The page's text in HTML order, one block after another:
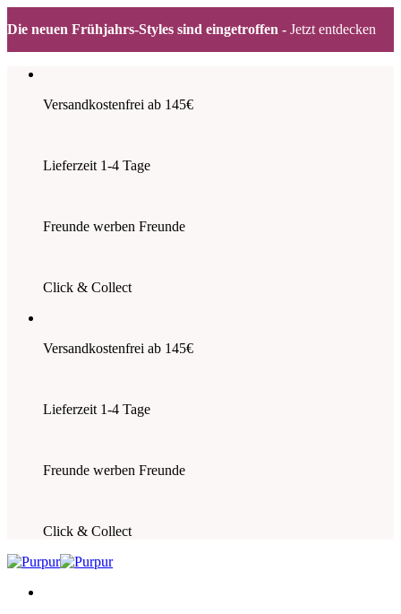
Die neuen Frühjahrs-Styles sind eingetroffen - Jetzt entdecken
Inhalt
Versandkostenfrei ab 145€
Lieferzeit 1-4 Tage
Freunde werben Freunde
Click & Collect
Versandkostenfrei ab 145€
Lieferzeit 1-4 Tage
Freunde werben Freunde
Click & Collect